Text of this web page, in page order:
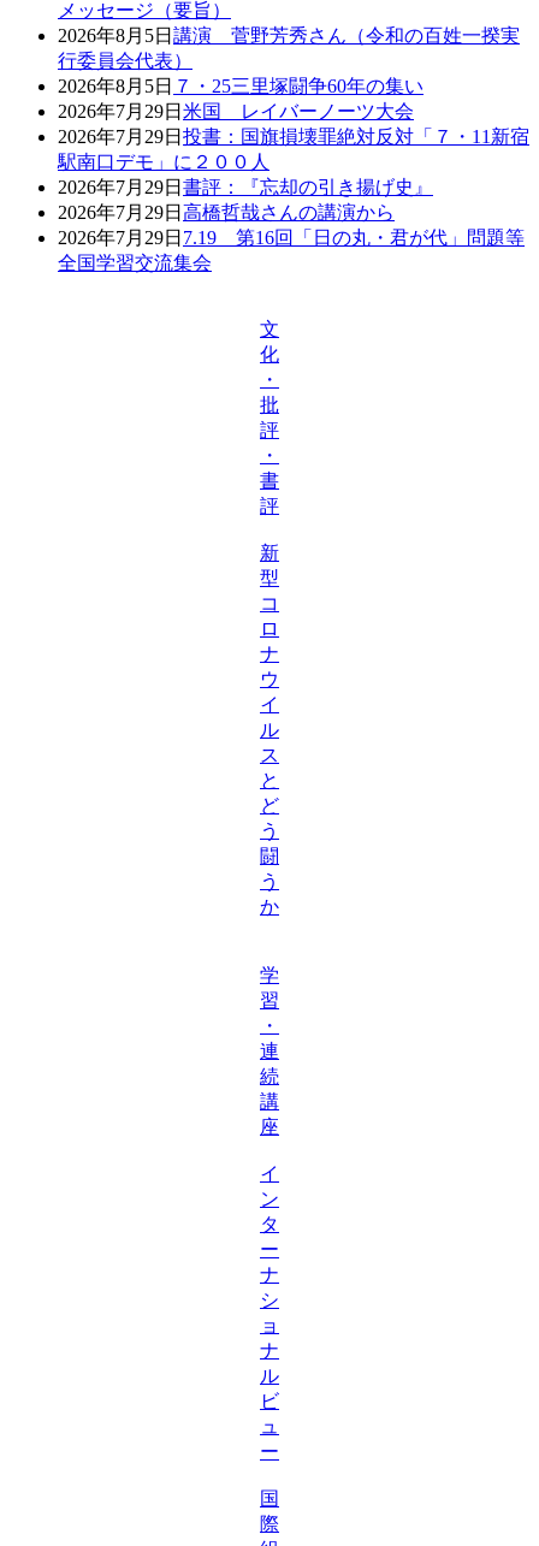
メッセージ（要旨）
2026年8月5日 講演 菅野芳秀さん（令和の百姓一揆実
行委員会代表）
2026年8月5日 ７・25三里塚闘争60年の集い
2026年7月29日 米国 レイバーノーツ大会
2026年7月29日 投書：国旗損壊罪絶対反対「７・11新宿
駅南口デモ」に２００人
2026年7月29日 書評：『忘却の引き揚げ史』
2026年7月29日 高橋哲哉さんの講演から
2026年7月29日 7.19 第16回「日の丸・君が代」問題等
全国学習交流集会
文
化
・
批
評
・
書
評
新
型
コ
ロ
ナ
ウ
イ
ル
ス
と
ど
う
闘
う
か
学
習
・
連
続
講
座
イ
ン
タ
ー
ナ
シ
ョ
ナ
ル
ビ
ュ
ー
国
際